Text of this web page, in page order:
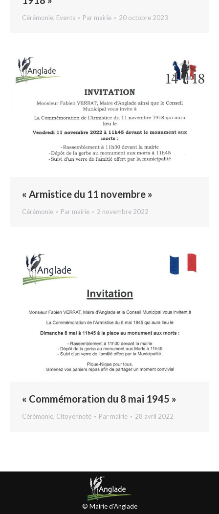
Cérémonie, Events Par mairie 20 octobre 2023
« Armistice du 11 novembre »
Cérémonie Par mairie 2 novembre 2022
« Commémoration du 8 mai 1945 »
Cérémonie, Citoyenneté Par mairie 28 avril 2022
© Mairie d'Anglade